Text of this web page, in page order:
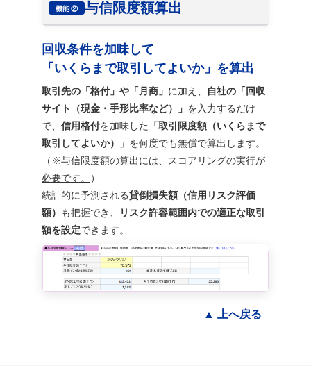
機能 ② 与信限度額算出
回収条件を加味して
「いくらまで取引してよいか」を算出
取引先の「格付」や「月商」 に加え、
自社の「回収
サイト（現金・手形比率など）」 を入力するだけ
で、 信用格付を加味した「取引限度額（いくらまで
取引してよいか）
」を何度でも無償で算出します。
（ ※与信限度額の算出には、スコアリングの実行が
必要です。
）
統計的に予測される貸倒損失額（信用リスク評価
額）
も把握でき、
リスク許容範囲内での適正な取引
額を設定できます。
▲ 上へ戻る